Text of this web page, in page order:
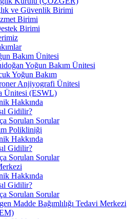
ve Güvenlik Birimi
Birimi
Birimi
Bakım Ünitesi
Yoğun Bakım Ünitesi
Yoğun Bakım
Anjiyografi Ünitesi
Ünitesi (ESWL)
Hakkında
Gidilir?
Sorulan Sorular
Polikliniği
Hakkında
Gidilir?
Sorulan Sorular
Hakkında
Gidilir?
Sorulan Sorular
Madde Bağımlılığı Tedavi Merkezi